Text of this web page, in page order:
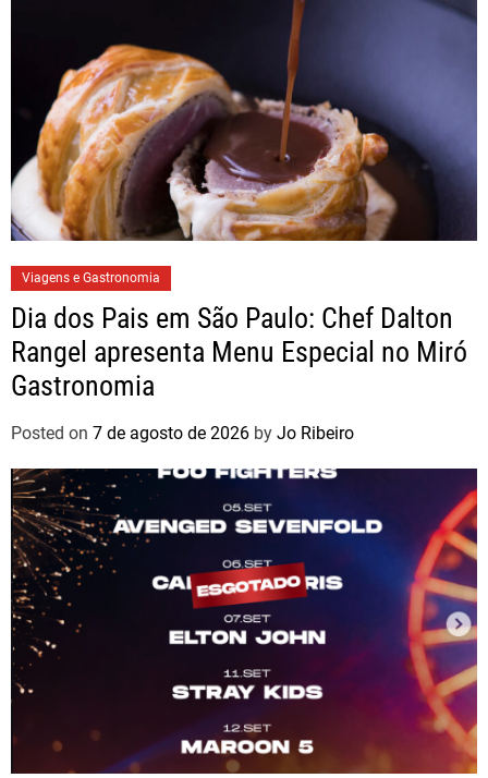
Viagens e Gastronomia
Dia dos Pais em São Paulo: Chef Dalton
Rangel apresenta Menu Especial no Miró
Gastronomia
Posted on 7 de agosto de 2026 by Jo Ribeiro